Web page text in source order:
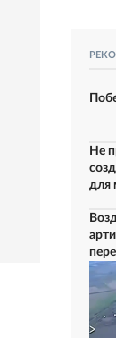
Не
для